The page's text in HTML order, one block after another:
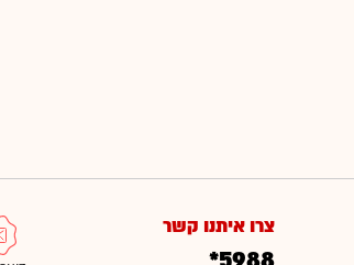
צרו איתנו קשר